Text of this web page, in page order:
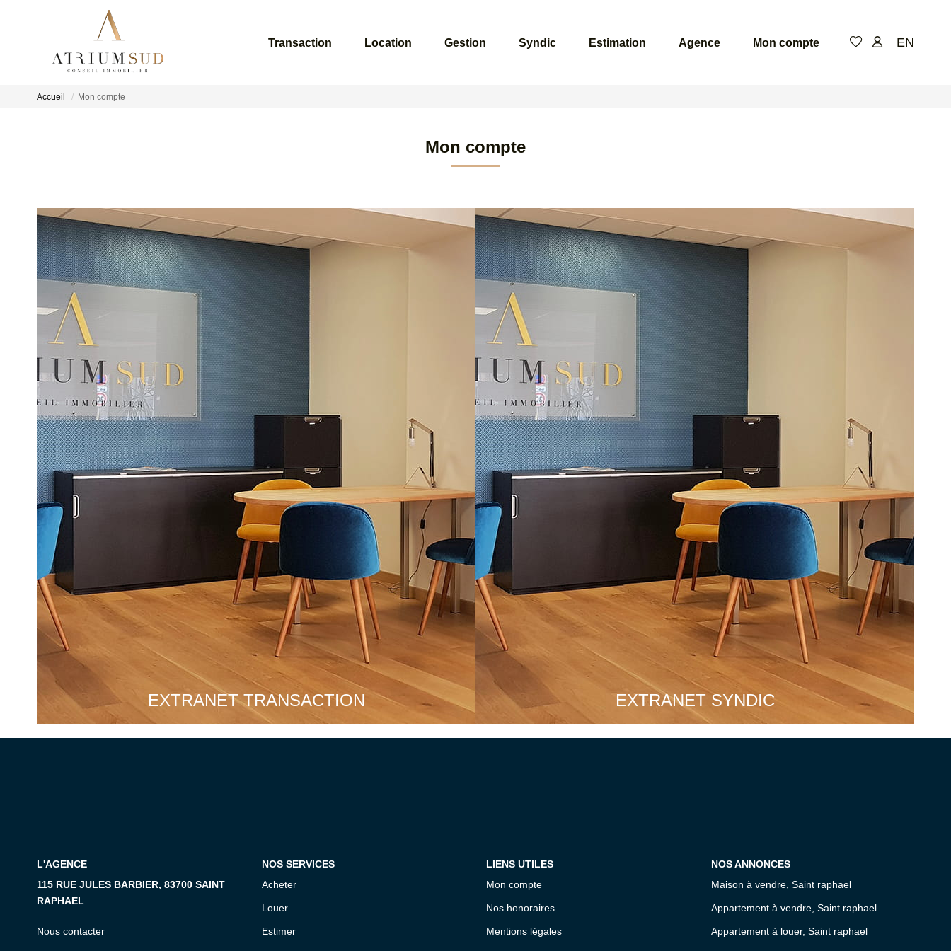
Transaction Location Gestion Syndic Estimation Agence Mon compte EN
Accueil Mon compte
Mon compte
EXTRANET TRANSACTION EXTRANET SYNDIC
L'AGENCE
115 RUE JULES BARBIER, 83700 SAINT
RAPHAEL
Nous contacter
NOS SERVICES
Acheter
Louer
Estimer
LIENS UTILES
Mon compte
Nos honoraires
Mentions légales
NOS ANNONCES
Maison à vendre, Saint raphael
Appartement à vendre, Saint raphael
Appartement à louer, Saint raphael